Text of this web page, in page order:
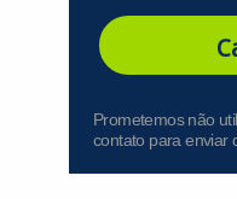
Prometemos não
contato para enviar